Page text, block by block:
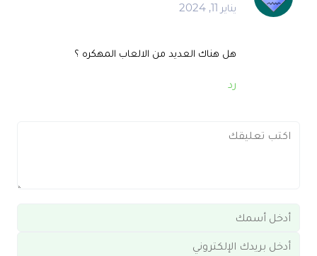
يناير 11, 2024
هل هناك العديد من الالعاب المهكره ؟
رد